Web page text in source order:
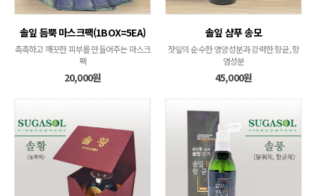
솔잎 듬뿍 마스크팩(1BOX=5EA)
촉촉하고 깨끗한 피부를 만들어주는 마스크
팩
20,000원
솔잎 샴푸 송모
잣잎의 순수한 영양성분과 강력한 항균, 항
염성분
45,000원